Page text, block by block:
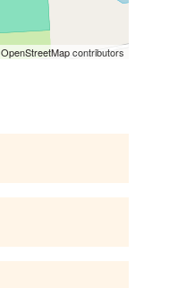
OpenStreetMapcontributors